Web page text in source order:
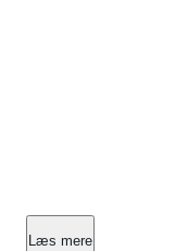
Læs mere